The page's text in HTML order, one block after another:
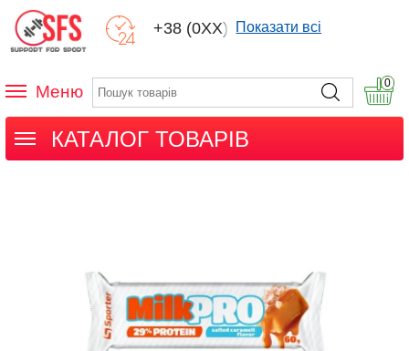
+38 (0XX) XXXПоказати всі
Меню 0
КАТАЛОГ ТОВАРІВ